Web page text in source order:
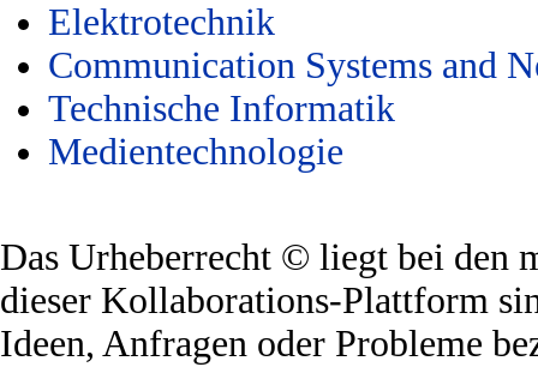
Elektrotechnik
Communication Systems and
Technische Informatik
Medientechnologie
Das Urheberrecht © liegt bei den
dieser Kollaborations-Plattform
Ideen, Anfragen oder Probleme